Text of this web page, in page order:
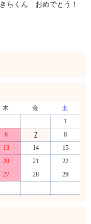
きらくん おめでとう！
木 金
土
1
6 7
8
13 14
15
20 21
22
27 28
29